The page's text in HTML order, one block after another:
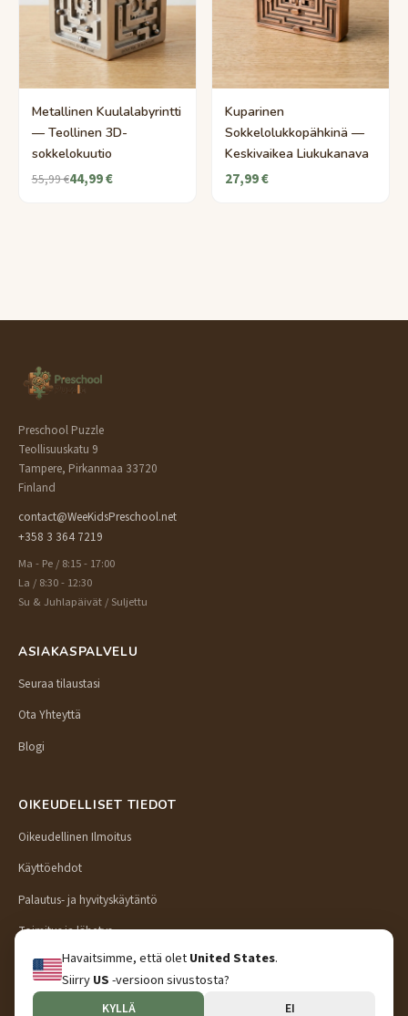
Havaitsimme, että oletUnited States.
SiirryUS-versioon sivustosta?
KYLLÄ EI
Metallinen Kuulalabyrintti
— Teollinen 3D-
sokkelokuutio
55,99 €44,99 €
Kuparinen
Sokkelolukkopähkinä —
Keskivaikea Liukukanava
27,99 €
Preschool Puzzle
Teollisuuskatu 9
Tampere, Pirkanmaa 33720
Finland
contact@WeeKidsPreschool.net
+358 3 364 7219
Ma - Pe / 8:15 - 17:00
La / 8:30 - 12:30
Su & Juhlapäivät / Suljettu
ASIAKASPALVELU
Seuraa tilaustasi
Ota Yhteyttä
Blogi
OIKEUDELLISET TIEDOT
Oikeudellinen Ilmoitus
Käyttöehdot
Palautus- ja hyvityskäytäntö
Toimitus ja lähetys
Tietosuojakäytäntö